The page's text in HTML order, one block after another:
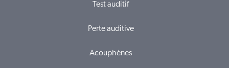
Test auditif
Perte auditive
Acouphènes